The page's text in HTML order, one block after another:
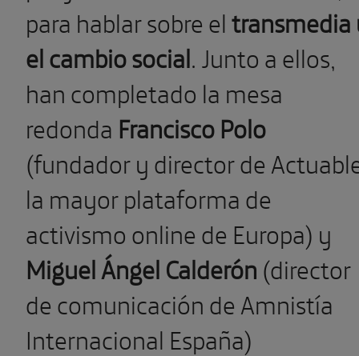
para hablar sobre eltransmedia
el cambio social. Junto a ellos,
han completado la mesa
redonda Francisco Polo
(fundador y director de
la mayor plataforma de
activismo online de Europa) y
Miguel Ángel Calderón(director
de comunicación de Amnistía
Internacional España)